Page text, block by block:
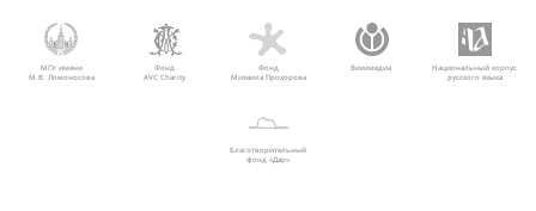
МГУ имени
М.В. Ломоносова
Фонд
AVC Charity
Фонд
Михаила Прохорова
Викимедиа
Национальный корпус
русского языка
Благотворительный
фонд «Дар»